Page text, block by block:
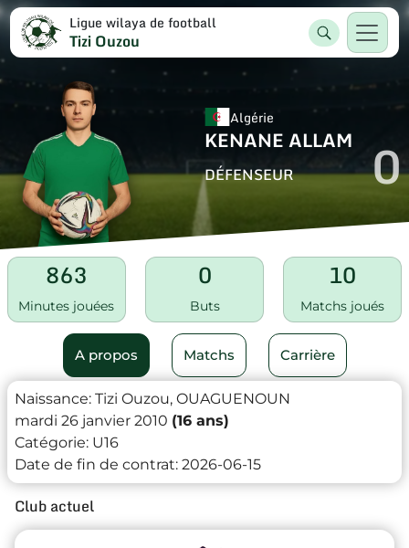
Ligue wilaya de football
Tizi Ouzou
Algérie
KENANE ALLAM
DÉFENSEUR 0
863
Minutes jouées
0
Buts
10
Matchs joués
A propos Matchs Carrière
Naissance: Tizi Ouzou, OUAGUENOUN
mardi 26 janvier 2010 (16 ans)
Catégorie: U16
Date de fin de contrat: 2026-06-15
Club actuel